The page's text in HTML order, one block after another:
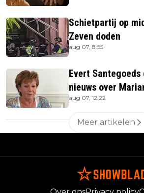
Schietpartij op
Zeven doden
aug 07, 8:55
Evert
nieuws over
aug 07, 12:22
Meer artikelen